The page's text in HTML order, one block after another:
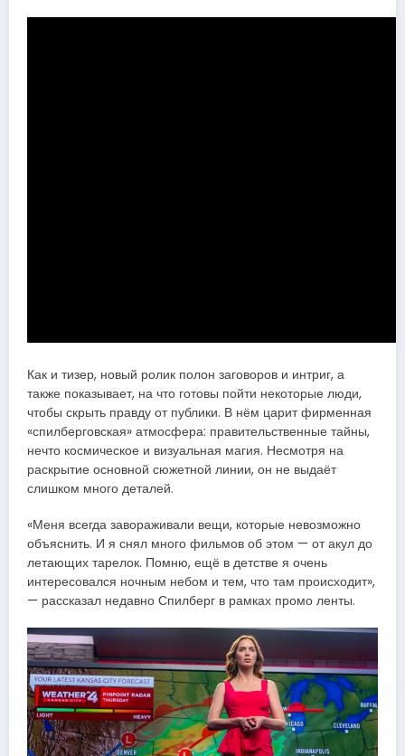
Как и тизер, новый ролик полон заговоров и интриг, а
также показывает, на что готовы пойти некоторые люди,
чтобы скрыть правду от публики. В нём царит фирменная
«спилберговская» атмосфера: правительственные тайны,
нечто космическое и визуальная магия. Несмотря на
раскрытие основной сюжетной линии, он не выдаёт
слишком много деталей.
«Меня всегда завораживали вещи, которые невозможно
объяснить. И я снял много фильмов об этом — от акул до
летающих тарелок. Помню, ещё в детстве я очень
интересовался ночным небом и тем, что там происходит»,
— рассказал недавно Спилберг в рамках промо ленты.